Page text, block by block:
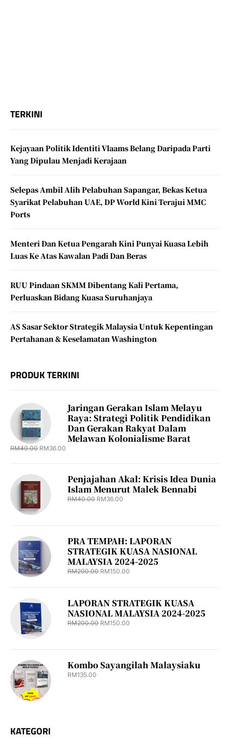
TERKINI
Kejayaan Politik Identiti Vlaams Belang Daripada Parti
Yang Dipulau Menjadi Kerajaan
Selepas Ambil Alih Pelabuhan Sapangar, Bekas Ketua
Syarikat Pelabuhan UAE, DP World Kini Terajui MMC
Ports
Menteri Dan Ketua Pengarah Kini Punyai Kuasa Lebih
Luas Ke Atas Kawalan Padi Dan Beras
RUU Pindaan SKMM Dibentang Kali Pertama,
Perluaskan Bidang Kuasa Suruhanjaya
AS Sasar Sektor Strategik Malaysia Untuk Kepentingan
Pertahanan & Keselamatan Washington
PRODUK TERKINI
Jaringan Gerakan Islam Melayu
Raya: Strategi Politik Pendidikan
Dan Gerakan Rakyat Dalam
Melawan Kolonialisme Barat
RM40.00 RM36.00
Penjajahan Akal: Krisis Idea Dunia
Islam Menurut Malek Bennabi
RM40.00 RM36.00
PRA TEMPAH: LAPORAN
STRATEGIK KUASA NASIONAL
MALAYSIA 2024-2025
RM200.00 RM150.00
LAPORAN STRATEGIK KUASA
NASIONAL MALAYSIA 2024-2025
RM200.00 RM150.00
Kombo Sayangilah Malaysiaku
RM135.00
KATEGORI